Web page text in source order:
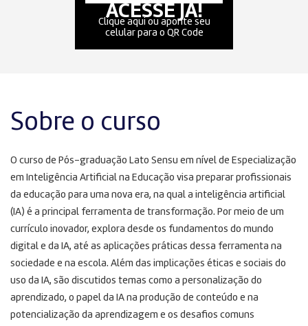
Sobre o curso
O curso de Pós-graduação Lato Sensu em nível de Especialização
em Inteligência Artificial na Educação visa preparar profissionais
da educação para uma nova era, na qual a inteligência artificial
(IA) é a principal ferramenta de transformação. Por meio de um
currículo inovador, explora desde os fundamentos do mundo
digital e da IA, até as aplicações práticas dessa ferramenta na
sociedade e na escola. Além das implicações éticas e sociais do
uso da IA, são discutidos temas como a personalização do
aprendizado, o papel da IA na produção de conteúdo e na
potencialização da aprendizagem e os desafios comuns
ACESSE JÁ!
Clique aqui ou aponte seu
celular para o QR Code